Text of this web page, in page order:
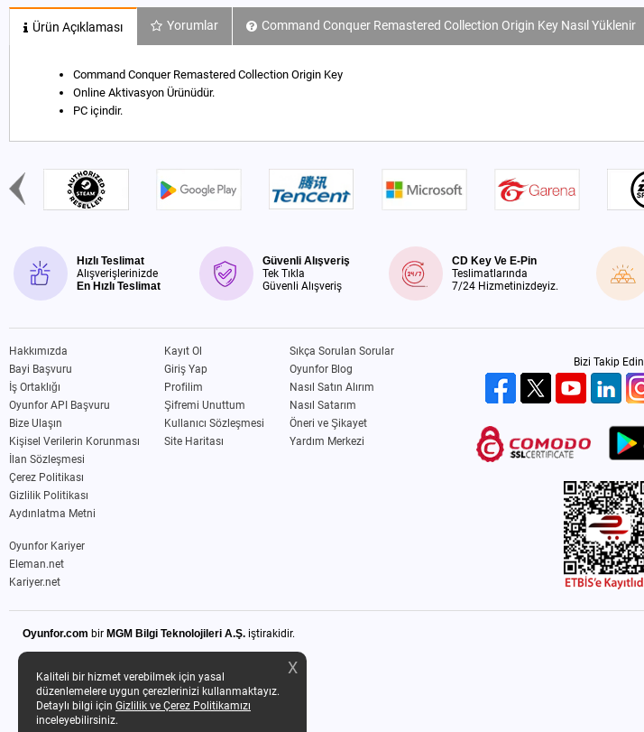
X
Kaliteli bir hizmet verebilmek için yasal
düzenlemelere uygun çerezlerinizi kullanmaktayız.
Detaylı bilgi için Gizlilik ve Çerez Politikamızı
inceleyebilirsiniz.
Ürün Açıklaması Yorumlar Command Conquer Remastered Collection Origin Key Nasıl Yüklenir
Command Conquer Remastered Collection Origin Key
Online Aktivasyon Ürünüdür.
PC içindir.
Hızlı Teslimat
Alışverişlerinizde
En Hızlı Teslimat
Güvenli Alışveriş
Tek Tıkla
Güvenli Alışveriş
CD Key Ve E-Pin
Teslimatlarında
7/24 Hizmetinizdeyiz.
Hakkımızda
Bayi Başvuru
İş Ortaklığı
Oyunfor API Başvuru
Bize Ulaşın
Kişisel Verilerin Korunması
İlan Sözleşmesi
Çerez Politikası
Gizlilik Politikası
Aydınlatma Metni
Kayıt Ol
Giriş Yap
Profilim
Şifremi Unuttum
Kullanıcı Sözleşmesi
Site Haritası
Sıkça Sorulan Sorular
Oyunfor Blog
Nasıl Satın Alırım
Nasıl Satarım
Öneri ve Şikayet
Yardım Merkezi
Oyunfor Kariyer
Eleman.net
Kariyer.net
Bizi Takip Edin
Oyunfor.com bir MGM Bilgi Teknolojileri A.Ş. iştirakidir.